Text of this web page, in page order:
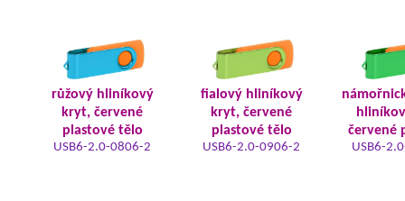
růžový hliníkový
kryt, červené
plastové tělo
USB6-2.0-0806-2
fialový hliníkový
kryt, červené
plastové tělo
USB6-2.0-0906-2
červené
USB6-